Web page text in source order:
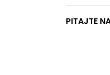
PITAJTE